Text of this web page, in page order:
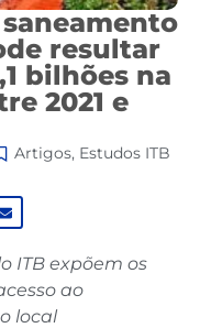
resultar
bilhões na
2021 e
Artigos, Estudos ITB
ITB expõem os
ao
local